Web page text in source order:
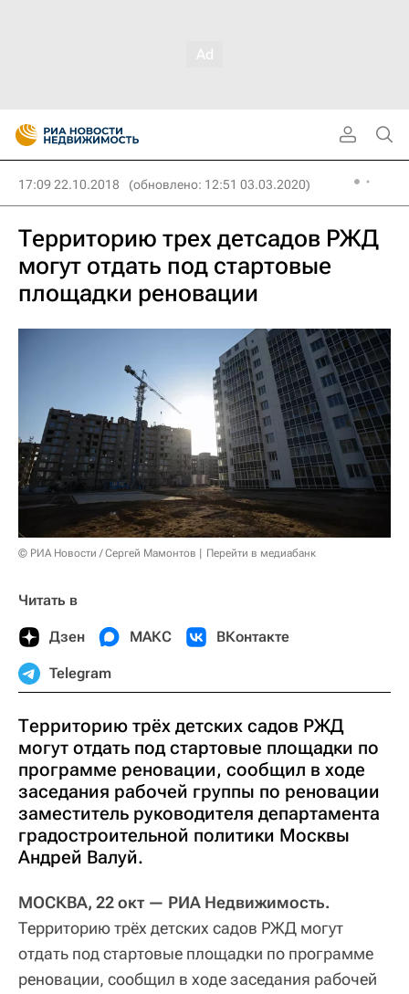
17:09 22.10.2018 (обновлено: 12:51 03.03.2020)
Территорию трех детсадов РЖД
могут отдать под стартовые
площадки реновации
© РИА Новости / Сергей Мамонтов Перейти в медиабанк
Читать в
Дзен МАКС ВКонтакте
Telegram
Территорию трёх детских садов РЖД
могут отдать под стартовые площадки по
программе реновации, сообщил в ходе
заседания рабочей группы по реновации
заместитель руководителя департамента
градостроительной политики Москвы
Андрей Валуй.
МОСКВА, 22 окт — РИА Недвижимость.
Территорию трёх детских садов РЖД могут
отдать под стартовые площадки по программе
реновации, сообщил в ходе заседания рабочей